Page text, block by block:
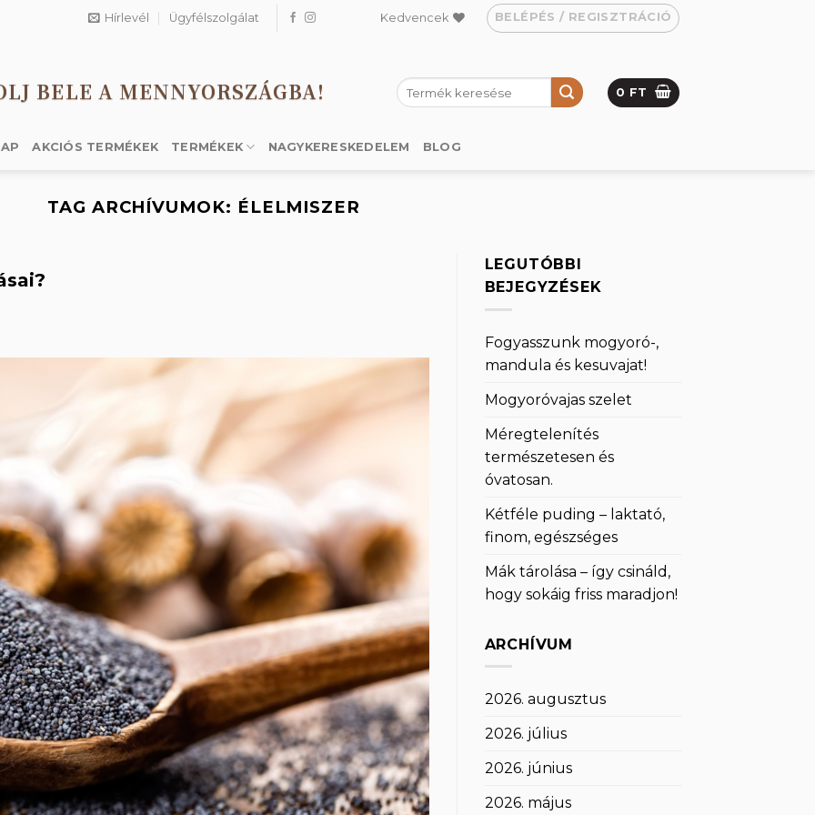
Hírlevél Ügyfélszolgálat Kedvencek BELÉPÉS / REGISZTRÁCIÓ
BELE A MENNYORSZÁGBA!
Keresés
a
0 FT
AKCIÓS TERMÉKEK TERMÉKEK NAGYKERESKEDELEM BLOG
TAG ARCHÍVUMOK: ÉLELMISZER
LEGUTÓBBI
BEJEGYZÉSEK
Fogyasszunk mogyoró-,
mandula és kesuvajat!
Mogyoróvajas szelet
Méregtelenítés
természetesen és
óvatosan.
Kétféle puding – laktató,
finom, egészséges
Mák tárolása – így csináld,
hogy sokáig friss maradjon!
ARCHÍVUM
2026. augusztus
2026. július
2026. június
2026. május